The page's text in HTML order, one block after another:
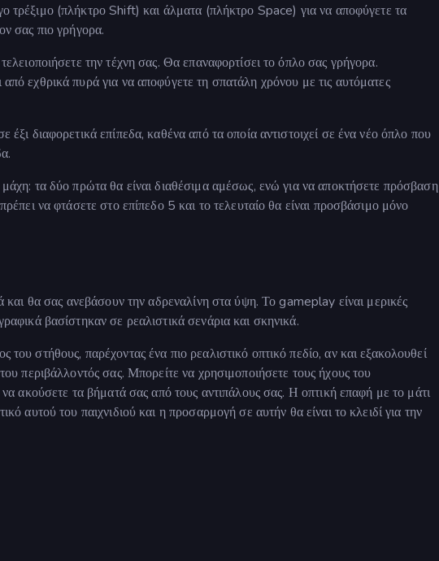
τρέξιμο (πλήκτρο Shift) και άλματα (πλήκτρο Space) για να αποφύγετε τα
σας πιο γρήγορα.
την τέχνη σας. Θα επαναφορτίσει το όπλο σας γρήγορα.
εχθρικά πυρά για να αποφύγετε τη σπατάλη χρόνου με τις αυτόματες
διαφορετικά επίπεδα, καθένα από τα οποία αντιστοιχεί σε ένα νέο όπλο που
τα δύο πρώτα θα είναι διαθέσιμα αμέσως, ενώ για να αποκτήσετε πρόσβαση
να φτάσετε στο επίπεδο 5 και το τελευταίο θα είναι προσβάσιμο μόνο
και θα σας ανεβάσουν την αδρεναλίνη στα ύψη. Το gameplay είναι μερικές
βασίστηκαν σε ρεαλιστικά σενάρια και σκηνικά.
στήθους, παρέχοντας ένα πιο ρεαλιστικό οπτικό πεδίο, αν και εξακολουθεί
περιβάλλοντός σας. Μπορείτε να χρησιμοποιήσετε τους ήχους του
ακούσετε τα βήματά σας από τους αντιπάλους σας. Η οπτική επαφή με το μάτι
αυτού του παιχνιδιού και η προσαρμογή σε αυτήν θα είναι το κλειδί για την